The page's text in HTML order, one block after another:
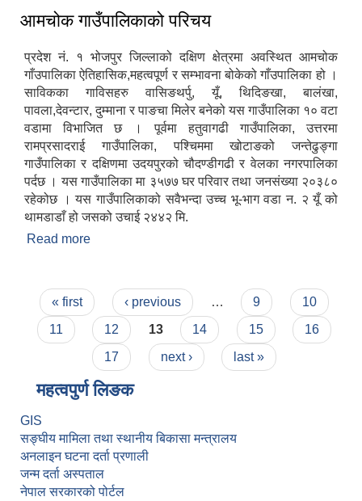
आमचोक गाउँपालिकाको परिचय
प्रदेश नं. १ भोजपुर जिल्लाको दक्षिण क्षेत्रमा अवस्थित आमचोक
गाँउपालिका ऐतिहासिक,महत्वपूर्ण र सम्भावना बोकेको गाँउपालिका हो ।
साविकका गाविसहरु वासिङथर्पु, यूँ, थिदिङखा, बालंखा,
पावला,देवन्टार, दुम्माना र पाङचा मिलेर बनेको यस गाउँपालिका १० वटा
वडामा विभाजित छ । पूर्वमा हतुवागढी गाउँपालिका, उत्तरमा
रामप्रसादराई गाउँपालिका, पश्चिममा खोटाङको जन्तेढुङ्गा
गाउँपालिका र दक्षिणमा उदयपुरको चौदण्डीगढी र वेलका नगरपालिका
पर्दछ । यस गाउँपालिका मा ३५७७ घर परिवार तथा जनसंख्या २०३८०
रहेकोछ । यस गाउँपालिकाको सवैभन्दा उच्च भू-भाग वडा न‌. २ यूँ को
थामडाडाँ हो जसको उचाई २४४२ मि.
Read more
Pages
« first ‹ previous … 9
10
11
12 13 14 15
16
17
next › last »
महत्वपुर्ण लि‌‌ङक
GIS
सङ्घीय मामिला तथा स्थानीय बिकासा मन्त्रालय
अनलाइन घटना दर्ता प्रणाली
जन्म दर्ता अस्पताल
नेपाल सरकारको पोर्टल